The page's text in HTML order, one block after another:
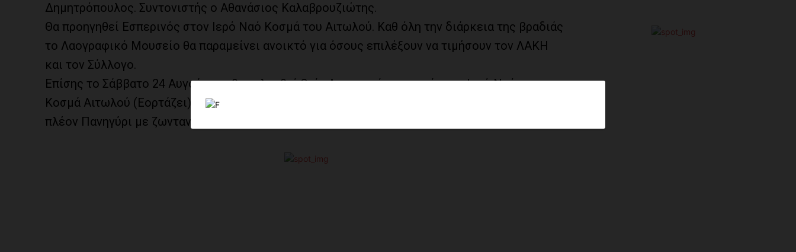
Δημητρόπουλος. Συντονιστής ο Αθανάσιος Καλαβρουζιώτης.
Θα προηγηθεί Εσπερινός στον Ιερό Ναό Κοσμά του Αιτωλού. Καθ όλη την διάρκεια της βραδιάς
το Λαογραφικό Μουσείο θα παραμείνει ανοικτό για όσους επιλέξουν να τιμήσουν τον ΛΑΚΗ
και τον Σύλλογο.
Επίσης το Σάββατο 24 Αυγούστου θα τελεσθεί Θεία Λειτουργία το πρωί στον Ιερό Ναό του
Κοσμά Αιτωλού (Εορτάζει) και το βράδυ του Σαββάτου θα πραγματοποιηθεί το καθιερωμένο
πλέον Πανηγύρι με ζωντανή ορχήστρα και φαγητό – χορό.